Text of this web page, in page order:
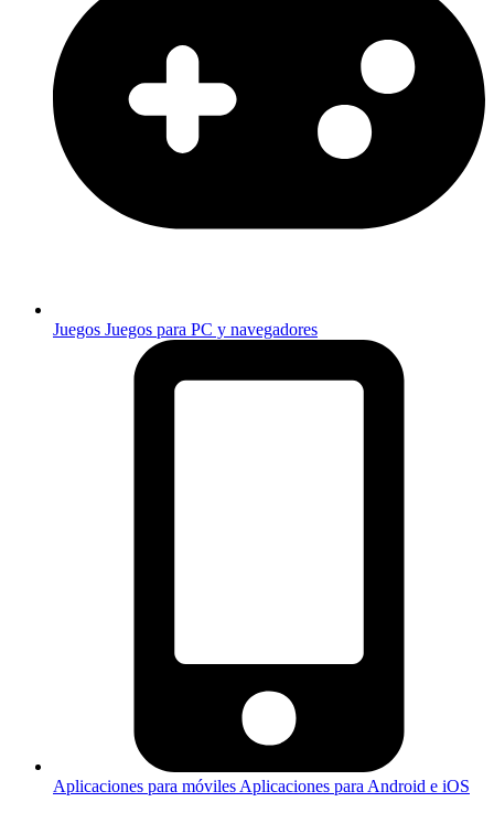
Juegos Juegos para PC y navegadores
Aplicaciones para móviles Aplicaciones para Android e iOS